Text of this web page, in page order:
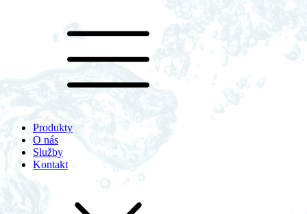
Produkty
O nás
Služby
Kontakt